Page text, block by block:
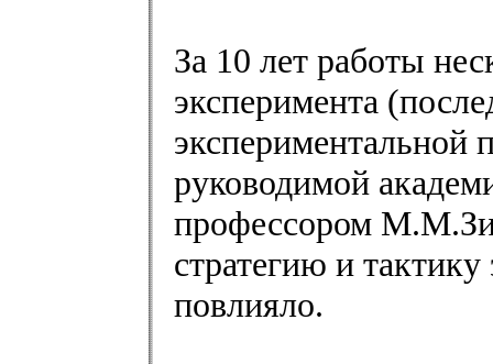
За 10 лет работы
эксперимента
руководимой
профессором
стратегию и
повлияло.